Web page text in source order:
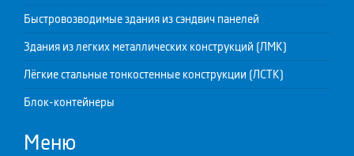
Быстровозводимые здания из сэндвич панелей
Здания из легких металлических конструкций (ЛМК)
Лёгкие стальные тонкостенные конструкции (ЛСТК)
Блок-контейнеры
Меню